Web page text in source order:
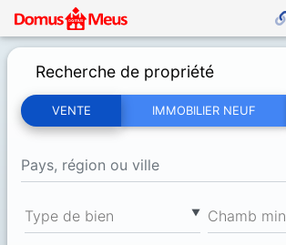
Recherche de propriété
VENTE IMMOBILIER NEUF
▼
Type de bien Chamb min